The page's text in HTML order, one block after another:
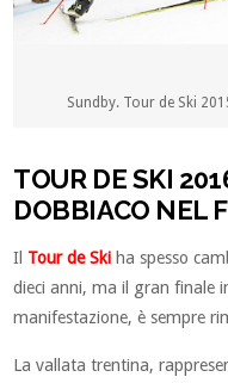
Sundby. Tour de Ski
TOUR DE SKI
DOBBIACO NEL
Il Tour de Ski ha spesso
dieci anni, ma il gran finale
manifestazione, è sempre
La vallata trentina,